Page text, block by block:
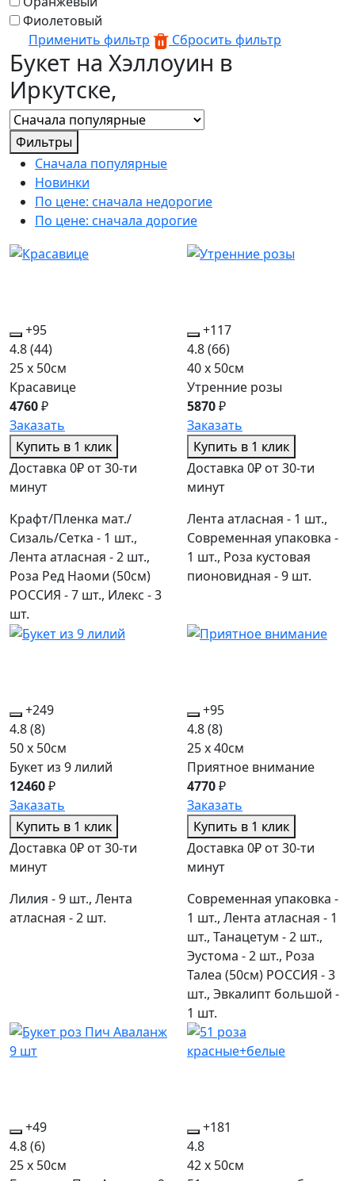
Фиолетовый
Применить фильтр
Сбросить фильтр
Букет на Хэллоуин в
Иркутске,
Фильтры
Сначала популярные
Новинки
По цене: сначала недорогие
По цене: сначала дорогие
+95
4.8(44)
25 x 50см
Красавице
4760₽
Заказать
Купить в 1 клик
Доставка 0₽ от 30-ти
минут
Крафт/Пленка мат./
Сизаль/Сетка - 1 шт.,
Лента атласная - 2 шт.,
Роза Ред Наоми (50см)
РОССИЯ - 7 шт., Илекс - 3
шт.
+117
4.8(66)
40 x 50см
Утренние розы
5870₽
Заказать
Купить в 1 клик
Доставка 0₽ от 30-ти
минут
Лента атласная - 1 шт.,
Современная упаковка -
1 шт., Роза кустовая
пионовидная - 9 шт.
+249
4.8(8)
50 x 50см
Букет из 9 лилий
12460₽
Заказать
Купить в 1 клик
Доставка 0₽ от 30-ти
минут
Лилия - 9 шт., Лента
атласная - 2 шт.
+95
4.8(8)
25 x 40см
Приятное внимание
4770₽
Заказать
Купить в 1 клик
Доставка 0₽ от 30-ти
минут
Современная упаковка -
1 шт., Лента атласная - 1
шт., Танацетум - 2 шт.,
Эустома - 2 шт., Роза
Талеа (50см) РОССИЯ - 3
шт., Эвкалипт большой -
1 шт.
+49
4.8(6)
25 x 50см
+181
4.8
42 x 50см